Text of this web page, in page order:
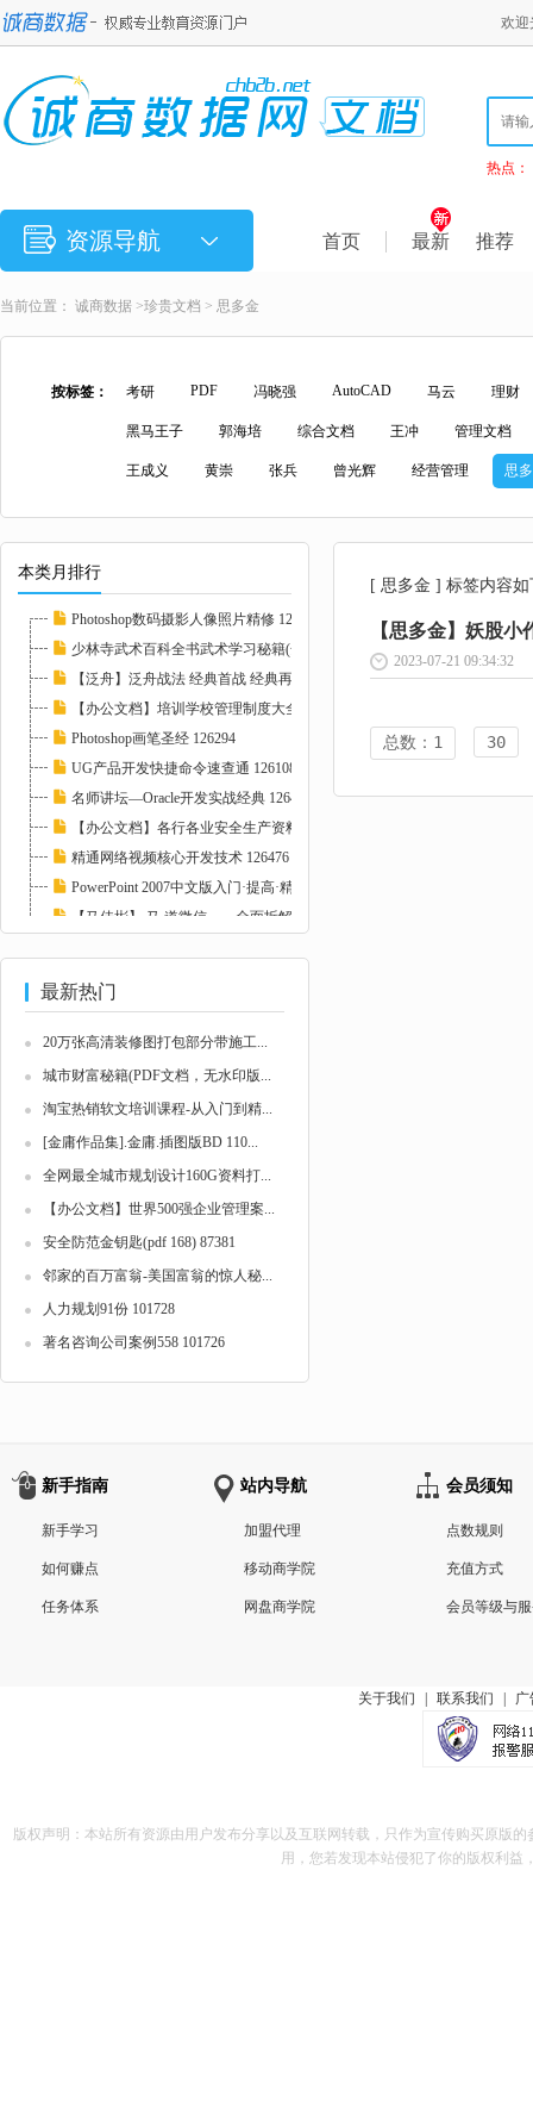
欢迎
热点：
资源导航 首页 最新 推荐
当前位置： 诚商数据 >珍贵文档 > 思多金
按标签： 考研 PDF 冯晓强 AutoCAD 马云 理财
黑马王子 郭海培 综合文档 王冲 管理文档
王成义 黄崇 张兵 曾光辉 经营管理 思
本类月排行
Photoshop数码摄影人像照片精修 127237
少林寺武术百科全书武术学习秘籍(全4冊pdf) 1...
【泛舟】泛舟战法 经典首战 经典再战 126393
【办公文档】培训学校管理制度大全-26份 1078...
Photoshop画笔圣经 126294
UG产品开发快捷命令速查通 126108
名师讲坛—Oracle开发实战经典 126474
【办公文档】各行各业安全生产资料大全-新增1...
精通网络视频核心开发技术 126476
PowerPoint 2007中文版入门·提高·精通 1272...
【马佳彬】 马 道微信——全面拆解微信营销模...
最新热门
20万张高清装修图打包部分带施工...
城市财富秘籍(PDF文档，无水印版...
淘宝热销软文培训课程-从入门到精...
[金庸作品集].金庸.插图版BD 110...
全网最全城市规划设计160G资料打...
【办公文档】世界500强企业管理案...
安全防范金钥匙(pdf 168) 87381
邻家的百万富翁-美国富翁的惊人秘...
人力规划91份 101728
著名咨询公司案例558 101726
[ 思多金 ] 标签内容如
【思多金】妖股
2023-07-21 09:34:32
总数：1 30
新手指南
新手学习
如何赚点
任务体系
站内导航
加盟代理
移动商学院
网盘商学院
会员须知
点数规则
充值方式
会员等级与
关于我们 联系我们 广
版权声明：本站所有资源由用户发布分享以及互联网转载，只作为宣传购买原版
用，您若发现本站侵犯了你的版权利益